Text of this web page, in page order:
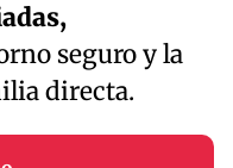
seguro y la
directa.